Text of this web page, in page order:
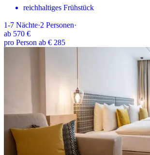
reichhaltiges Frühstück
1-7 Nächte·2 Personen·
ab 570 €
pro Person ab € 285